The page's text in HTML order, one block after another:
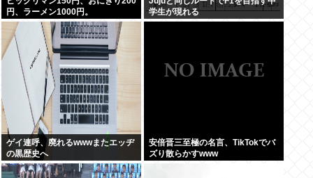
円、ラーメン1000円。
学生が現れる
ゲイ連呼、廃れるwwwまたエッヂ
の黒歴史へ
安倍晋三至極の名言、TikTokでバ
ズり散らかすwww